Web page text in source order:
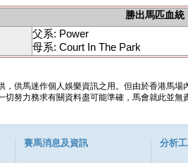
勝出馬匹血統
父系: Power
母系: Court In The Park
，供馬迷作個人娛樂資訊之用。但由於香港馬
切努力務求有關資料盡可能準確，馬會就此並
賽馬消息及資訊 分析